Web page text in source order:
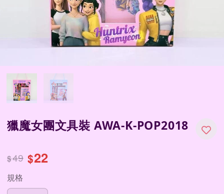
獵魔女團文具裝 AWA-K-POP2018
$49 $22
規格